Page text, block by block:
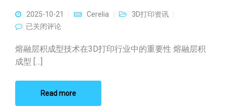
2025-10-21 Cerelia
3D打印资讯
熔融层积成型技术公司
已关闭评论
熔融层积成型技术在3D打印行业中的重要性 熔融层积
成型 […]
Read more